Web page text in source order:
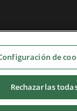
de
Rechazarlas